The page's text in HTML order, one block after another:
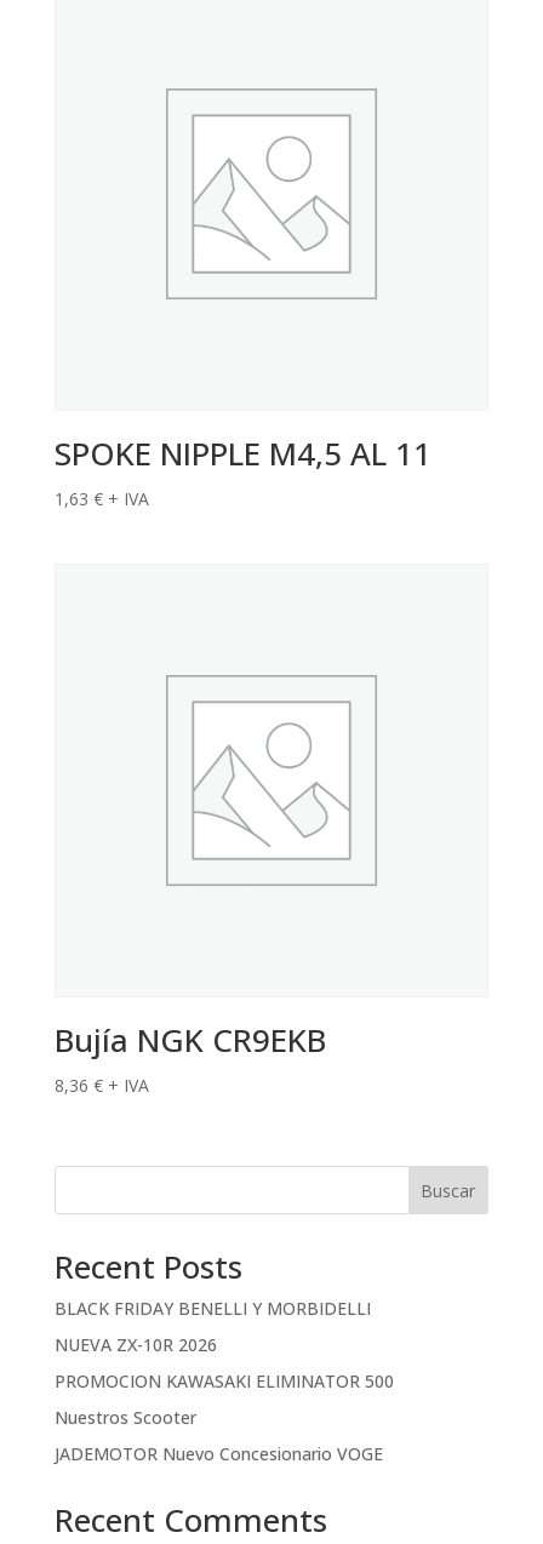
SPOKE NIPPLE M4,5 AL 11
1,63 € + IVA
Bujía NGK CR9EKB
8,36 € + IVA
Buscar
Recent Posts
BLACK FRIDAY BENELLI Y MORBIDELLI
NUEVA ZX-10R 2026
PROMOCION KAWASAKI ELIMINATOR 500
Nuestros Scooter
JADEMOTOR Nuevo Concesionario VOGE
Recent Comments